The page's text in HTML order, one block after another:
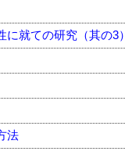
就ての研究（其の3）
法